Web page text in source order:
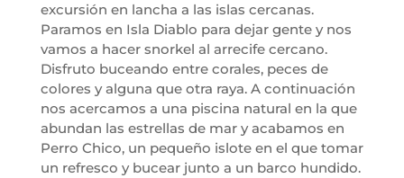
excursión en lancha a las islas cercanas.
Paramos en Isla Diablo para dejar gente y nos
vamos a hacer snorkel al arrecife cercano.
Disfruto buceando entre corales, peces de
colores y alguna que otra raya. A continuación
nos acercamos a una piscina natural en la que
abundan las estrellas de mar y acabamos en
Perro Chico, un pequeño islote en el que tomar
un refresco y bucear junto a un barco hundido.